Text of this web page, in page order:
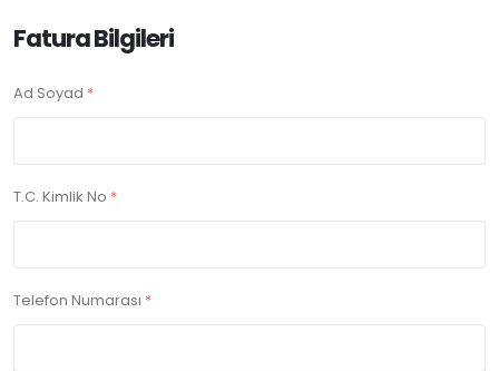
Fatura Bilgileri
Ad Soyad *
T.C. Kimlik No *
Telefon Numarası *